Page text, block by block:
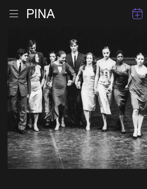
Ouvrir le menu Retour à la page d'accueil